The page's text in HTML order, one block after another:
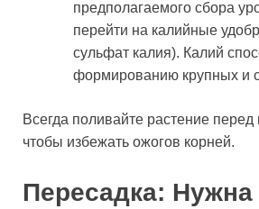
предполагаемого сбора
перейти на калийные
сульфат калия). Калий
формированию крупных и
Всегда поливайте растение перед
чтобы избежать ожогов корней.
Пересадка: Нужна